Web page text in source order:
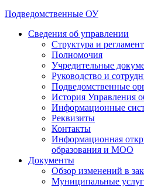
Подведомственные ОУ
Сведения об управлении
Структура и
Полномочия
Учредительные
Руководство и
Подведомственные
История Управления
Информационные
Реквизиты
Контакты
Информационная
образования и МОО
Документы
Обзор изменений в
Муниципальные